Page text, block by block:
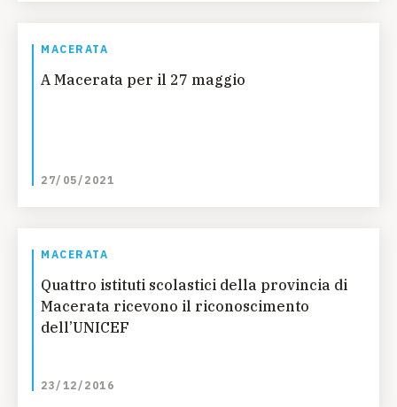
MACERATA
A Macerata per il 27 maggio
27/05/2021
MACERATA
Quattro istituti scolastici della provincia di
Macerata ricevono il riconoscimento
dell’UNICEF
23/12/2016